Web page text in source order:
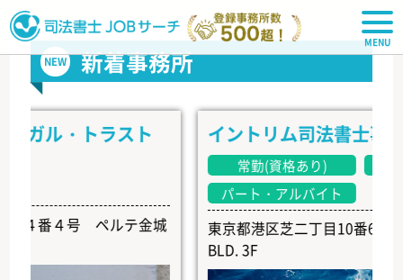
司法書士JOBサーチ
NEW 新着事務所
・トラスト
４号 ペルテ金城
イントリム司法書士事務所
常勤(資格あり)
常勤(
パート・アルバイト
東京都港区芝二丁目10番6号
BLD. 3F